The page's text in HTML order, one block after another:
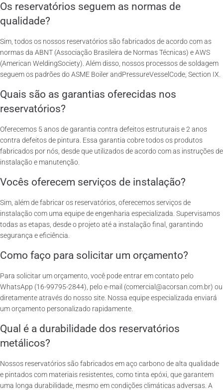
Os reservatórios seguem as normas de
qualidade?
Sim, todos os nossos reservatórios são fabricados de acordo com as
normas da ABNT (Associação Brasileira de Normas Técnicas) e AWS
(American WeldingSociety). Além disso, nossos processos de soldagem
seguem os padrões do ASME Boiler andPressureVesselCode, Section IX.
Quais são as garantias oferecidas nos
reservatórios?
Oferecemos 5 anos de garantia contra defeitos estruturais e 2 anos
contra defeitos de pintura. Essa garantia cobre todos os produtos
fabricados por nós, desde que utilizados de acordo com as instruções de
instalação e manutenção.
Vocês oferecem serviços de instalação?
Sim, além de fabricar os reservatórios, oferecemos serviços de
instalação com uma equipe de engenharia especializada. Supervisamos
todas as etapas, desde o projeto até a instalação final, garantindo
segurança e eficiência.
Como faço para solicitar um orçamento?
Para solicitar um orçamento, você pode entrar em contato pelo
WhatsApp (16-99795-2844), pelo e-mail (comercial@acorsan.com.br) ou
diretamente através do nosso site. Nossa equipe especializada enviará
um orçamento personalizado rapidamente.
Qual é a durabilidade dos reservatórios
metálicos?
Nossos reservatórios são fabricados em aço carbono de alta qualidade
e pintados com materiais resistentes, como tinta epóxi, que garantem
uma longa durabilidade, mesmo em condições climáticas adversas. A